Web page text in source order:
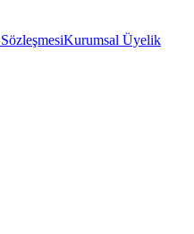
Kurumsal Üyelik